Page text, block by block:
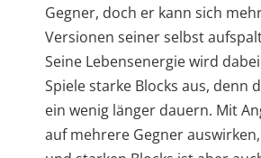
Gegner, doch er kann sich
Versionen seiner selbst
Seine Lebensenergie wird
Spiele starke Blocks aus, denn
ein wenig länger dauern. Mit
auf mehrere Gegner